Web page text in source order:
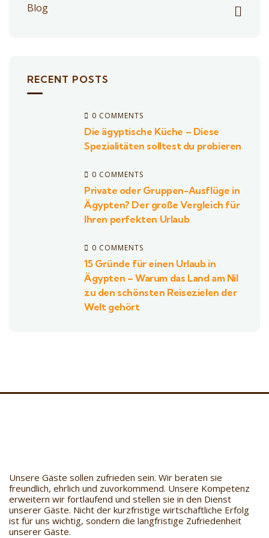
Blog
RECENT POSTS
0 COMMENTS
Die ägyptische Küche – Diese
Spezialitäten solltest du probieren
0 COMMENTS
Private oder Gruppen-Ausflüge in
Ägypten? Der große Vergleich für
Ihren perfekten Urlaub
0 COMMENTS
15 Gründe für einen Urlaub in
Ägypten – Warum das Land am Nil
zu den schönsten Reisezielen der
Welt gehört
Unsere Gäste sollen zufrieden sein. Wir beraten sie
freundlich, ehrlich und zuvorkommend. Unsere Kompetenz
erweitern wir fortlaufend und stellen sie in den Dienst
unserer Gäste. Nicht der kurzfristige wirtschaftliche Erfolg
ist für uns wichtig, sondern die langfristige Zufriedenheit
unserer Gäste.